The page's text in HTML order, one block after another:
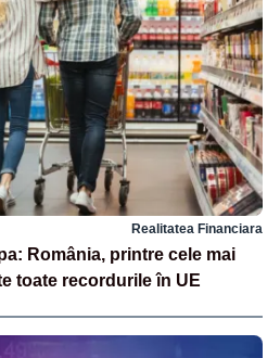
Realitatea Financiara
România, printre cele mai
toate recordurile în UE